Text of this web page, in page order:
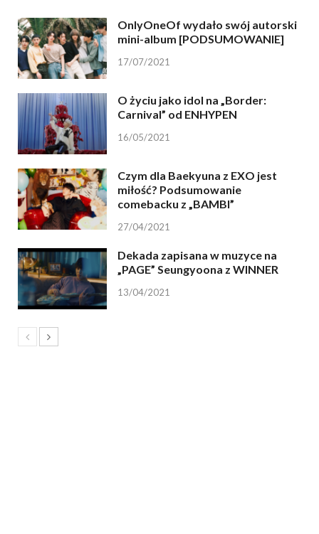
OnlyOneOf wydało swój autorski
mini-album [PODSUMOWANIE]
17/07/2021
O życiu jako idol na „Border:
Carnival” od ENHYPEN
16/05/2021
Czym dla Baekyuna z EXO jest
miłość? Podsumowanie
comebacku z „BAMBI”
27/04/2021
Dekada zapisana w muzyce na
„PAGE” Seungyoona z WINNER
13/04/2021